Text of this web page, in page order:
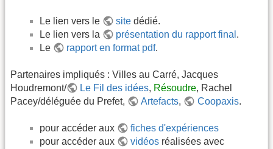
Le lien vers le site dédié.
Le lien vers la
présentation du rapport final .
Le
rapport en format pdf.
Partenaires impliqués : Villes au Carré, Jacques
Houdremont/
Le Fil des idées, Résoudre, Rachel
Pacey/déléguée du Prefet,
Artefacts, Coopaxis.
pour accéder aux
fiches d'expériences
pour accéder aux
vidéos réalisées avec